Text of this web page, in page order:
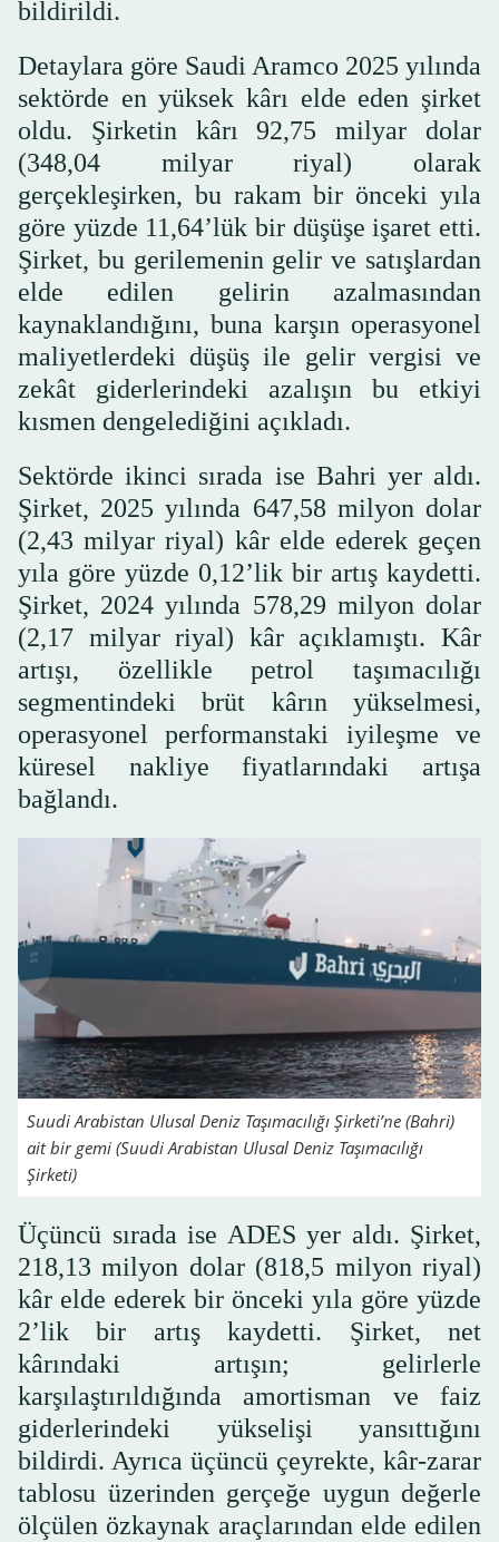
bildirildi.
Detaylara göre Saudi Aramco 2025 yılında
sektörde en yüksek kârı elde eden şirket
oldu. Şirketin kârı 92,75 milyar dolar
(348,04 milyar riyal) olarak
gerçekleşirken, bu rakam bir önceki yıla
göre yüzde 11,64’lük bir düşüşe işaret etti.
Şirket, bu gerilemenin gelir ve satışlardan
elde edilen gelirin azalmasından
kaynaklandığını, buna karşın operasyonel
maliyetlerdeki düşüş ile gelir vergisi ve
zekât giderlerindeki azalışın bu etkiyi
kısmen dengelediğini açıkladı.
Sektörde ikinci sırada ise Bahri yer aldı.
Şirket, 2025 yılında 647,58 milyon dolar
(2,43 milyar riyal) kâr elde ederek geçen
yıla göre yüzde 0,12’lik bir artış kaydetti.
Şirket, 2024 yılında 578,29 milyon dolar
(2,17 milyar riyal) kâr açıklamıştı. Kâr
artışı, özellikle petrol taşımacılığı
segmentindeki brüt kârın yükselmesi,
operasyonel performanstaki iyileşme ve
küresel nakliye fiyatlarındaki artışa
bağlandı.
Suudi Arabistan Ulusal Deniz Taşımacılığı Şirketi’ne (Bahri)
ait bir gemi (Suudi Arabistan Ulusal Deniz Taşımacılığı
Şirketi)
Üçüncü sırada ise ADES yer aldı. Şirket,
218,13 milyon dolar (818,5 milyon riyal)
kâr elde ederek bir önceki yıla göre yüzde
2’lik bir artış kaydetti. Şirket, net
kârındaki artışın; gelirlerle
karşılaştırıldığında amortisman ve faiz
giderlerindeki yükselişi yansıttığını
bildirdi. Ayrıca üçüncü çeyrekte, kâr-zarar
tablosu üzerinden gerçeğe uygun değerle
ölçülen özkaynak araçlarından elde edilen